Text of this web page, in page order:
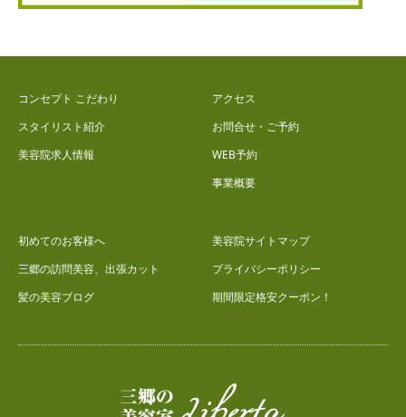
コンセプト こだわり
スタイリスト紹介
美容院求人情報
アクセス
お問合せ・ご予約
WEB予約
事業概要
初めてのお客様へ
三郷の訪問美容、出張カット
髪の美容ブログ
美容院サイトマップ
プライバシーポリシー
期間限定格安クーポン！